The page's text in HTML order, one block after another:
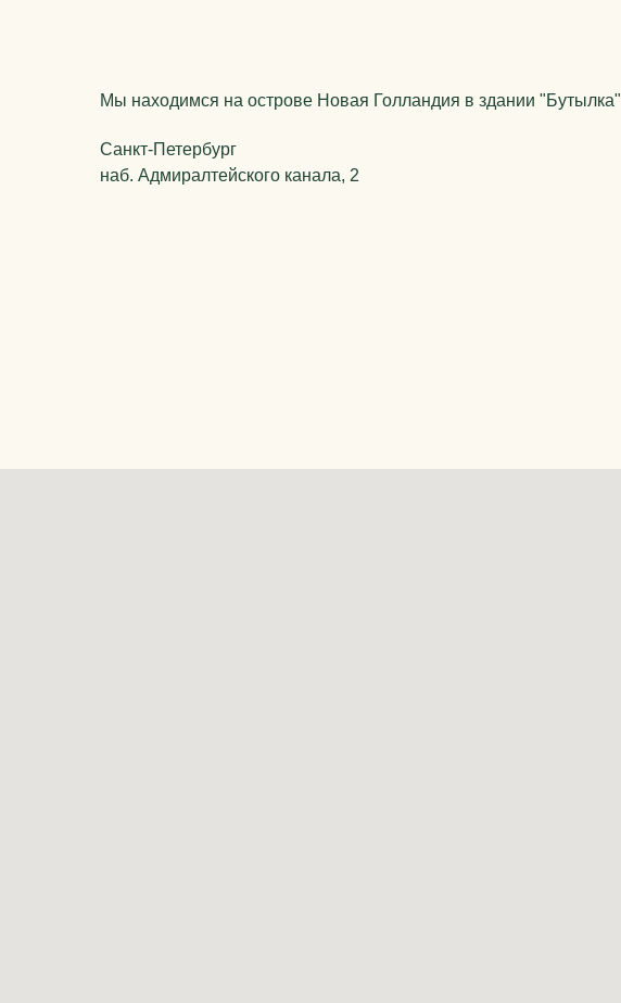
Мы находимся на острове Новая Голландия в здании "Бутылка"
Санкт-Петербург
наб. Адмиралтейского канала, 2